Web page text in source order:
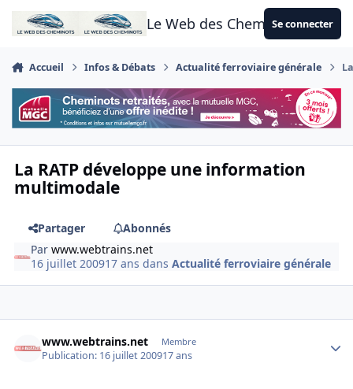
Aller au contenu
Le Web des CheminotsSe connecter
Accueil Infos & Débats Actualité ferroviaire générale
La RATP développe une information
multimodale
Partager
Abonnés
Parwww.webtrains.net
16 juillet 200917 ans dansActualité ferroviaire générale
www.webtrains.net Membre
Publication: 16 juillet 200917 ans